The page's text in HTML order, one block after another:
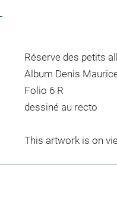
Réserve des petits
Album Denis
Folio 6 R
dessiné au recto
This artwork is on